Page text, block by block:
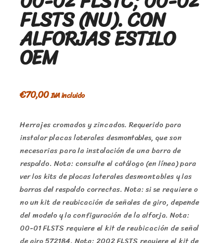
FLSTS (NU). CON
ALFORJAS ESTILO
OEM
€70,00IVA incluido
Herrajes cromados y zincados. Requerido para
instalar placas laterales desmontables, que son
necesarias para la instalación de una barra de
respaldo. Nota: consulte el catálogo (en línea) para
ver los kits de placas laterales desmontables y las
barras del respaldo correctas. Nota: si se requiere o
no un kit de reubicación de señales de giro, depende
del modelo y la configuración de la alforja. Nota:
00-01 FLSTS requiere el kit de reubicación de señal